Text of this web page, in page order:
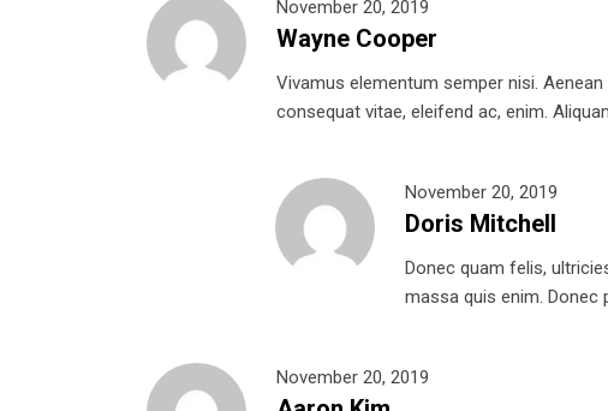
November 20, 2019
Wayne Cooper
Vivamus elementum semper nisi.
consequat vitae, eleifend ac, enim.
November 20, 2019
Doris Mitchell
Donec quam felis,
massa quis enim. Donec
November 20, 2019